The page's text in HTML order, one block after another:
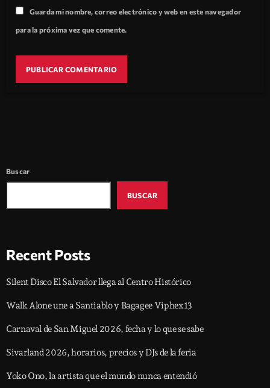
Guarda mi nombre, correo electrónico y web en este navegador
para la próxima vez que comente.
Buscar
BUSCAR
Recent Posts
Silent Disco El Salvador llega al Centro Histórico
Walk Alone une a Santiablo y Bagagee Viphex13
Carnaval de San Miguel 2026, fecha y lo que se sabe
Sivarland 2026, horarios, precios y DJs de la feria
Yoko Ono, la artista que el mundo nunca entendió